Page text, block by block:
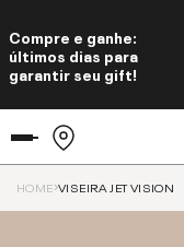
Compre e ganhe:
últimos dias para
garantir seu gift!
HOME VISEIRA JET VISION